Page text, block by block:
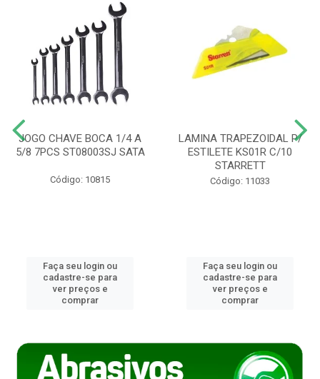
JOGO CHAVE BOCA 1/4 A
5/8 7PCS ST08003SJ SATA
Código: 10815
Faça seu login ou
cadastre-se para
ver preços e
comprar
LAMINA TRAPEZOIDAL P/
ESTILETE KS01R C/10
STARRETT
Código: 11033
Faça seu login ou
cadastre-se para
ver preços e
comprar